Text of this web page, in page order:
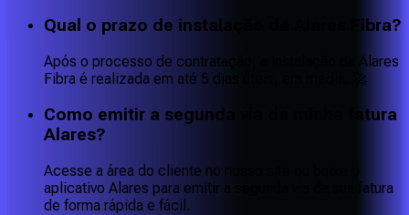
Qual o prazo de instalação da Alares Fibra?
Após o processo de contratação, a instalação da Alares
Fibra é realizada em até 5 dias úteis, em média. 🚀
Como emitir a segunda via da minha fatura
Alares?
Acesse a área do cliente no nosso site ou baixe o
aplicativo Alares para emitir a segunda via da sua fatura
de forma rápida e fácil.